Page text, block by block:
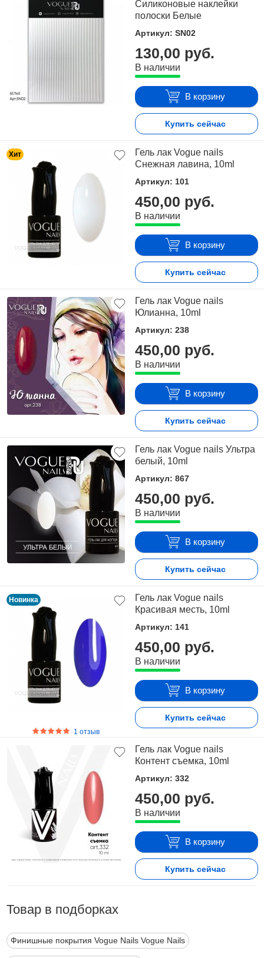
Силиконовые наклейки
полоски Белые
Артикул: SN02
130,00 руб.
В наличии
В корзину
Купить сейчас
Хит
Гель лак Vogue nails
Снежная лавина, 10ml
Артикул: 101
450,00 руб.
В наличии
В корзину
Купить сейчас
Гель лак Vogue nails
Юлианна, 10ml
Артикул: 238
450,00 руб.
В наличии
В корзину
Купить сейчас
Гель лак Vogue nails Ультра
белый, 10ml
Артикул: 867
450,00 руб.
В наличии
В корзину
Купить сейчас
Новинка
1 отзыв
Гель лак Vogue nails
Красивая месть, 10ml
Артикул: 141
450,00 руб.
В наличии
В корзину
Купить сейчас
Гель лак Vogue nails
Контент съемка, 10ml
Артикул: 332
450,00 руб.
В наличии
В корзину
Купить сейчас
Товар в подборках
Финишные покрытия Vogue Nails Vogue Nails